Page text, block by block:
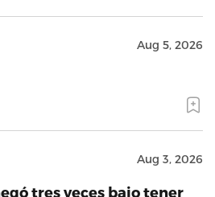
Aug 5, 2026
Aug 3, 2026
tres veces bajo tener